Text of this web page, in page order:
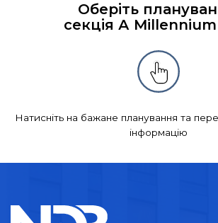
Оберіть
секція А
Натисніть на бажане планування та
інформацію